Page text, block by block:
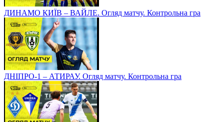
ДИНАМО КИЇВ – ВАЙЛЕ. Огляд матчу. Контрольна гра
ДНІПРО-1 – АТИРАУ. Огляд матчу. Контрольна гра